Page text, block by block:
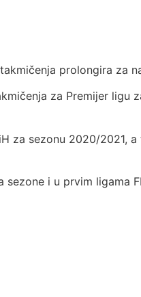
prolongira za
za Premijer ligu
za sezonu 2020/2021,
i u prvim ligama